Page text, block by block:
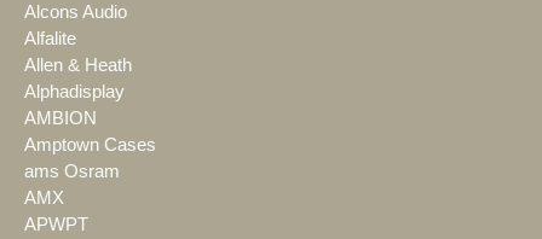
Alcons Audio
Alfalite
Allen & Heath
Alphadisplay
AMBION
Amptown Cases
ams Osram
AMX
APWPT